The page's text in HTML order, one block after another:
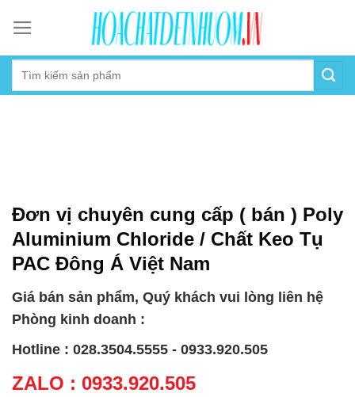
content
Đơn vị chuyên cung cấp ( bán ) Poly
Aluminium Chloride / Chất Keo Tụ
PAC Đông Á Việt Nam
Giá bán sản phẩm, Quý khách vui lòng liên hệ
Phòng kinh doanh :
Hotline : 028.3504.5555 - 0933.920.505
ZALO : 0933.920.505